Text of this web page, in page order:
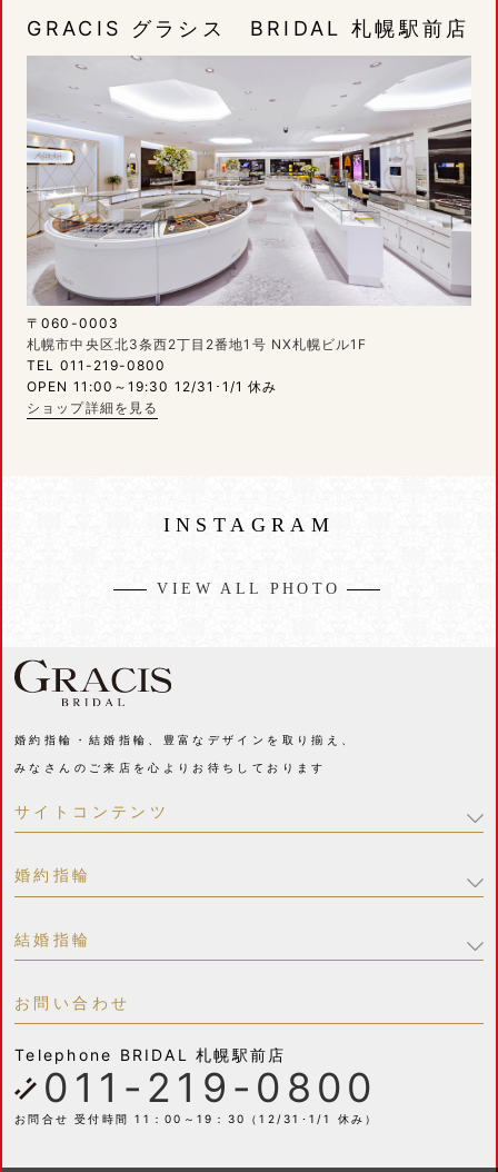
GRACIS グラシス BRIDAL 札幌駅前店
〒060-0003
札幌市中央区北3条西2丁目2番地1号 NX札幌ビル1F
TEL 011-219-0800
OPEN 11:00～19:30 12/31･1/1 休み
ショップ詳細を見る
INSTAGRAM
VIEW ALL PHOTO
婚約指輪・結婚指輪、豊富なデザインを取り揃え、
みなさんのご来店を心よりお待ちしております
サイトコンテンツ
婚約指輪
結婚指輪
お問い合わせ
Telephone BRIDAL 札幌駅前店
011-219-0800
お問合せ 受付時間 11：00～19：30（12/31･1/1 休み）